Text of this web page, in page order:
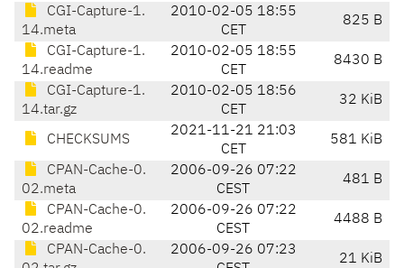
CGI-Capture-1.
14.meta
2010-02-05 18:55
CET
825 B
CGI-Capture-1.
14.readme
2010-02-05 18:55
CET
8430 B
CGI-Capture-1.
14.tar.gz
2010-02-05 18:56
CET
32 KiB
CHECKSUMS
2021-11-21 21:03
CET
581 KiB
CPAN-Cache-0.
02.meta
2006-09-26 07:22
CEST
481 B
CPAN-Cache-0.
02.readme
2006-09-26 07:22
CEST
4488 B
CPAN-Cache-0.
2006-09-26 07:23
21 KiB